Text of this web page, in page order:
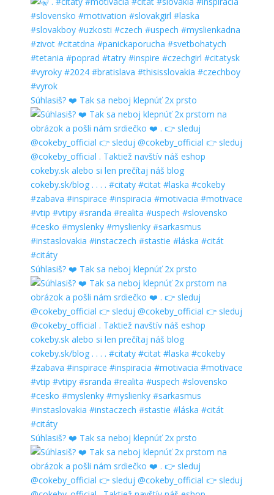
Súhlasiš? ❤️ Tak sa neboj klepnúť 2x prsto
Súhlasiš? ❤️ Tak sa neboj klepnúť 2x prsto
Súhlasiš? ❤️ Tak sa neboj klepnúť 2x prsto